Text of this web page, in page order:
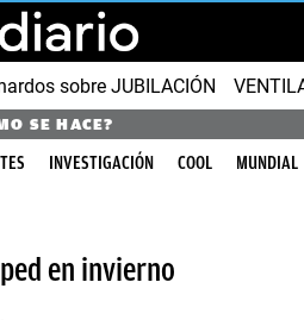
sobre JUBILACIÓN
SE HACE?
INVESTIGACIÓN COOL MUNDIAL
en invierno